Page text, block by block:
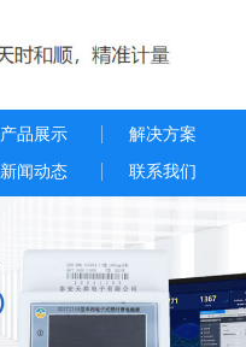
产品展示 解决方案
新闻动态 联系我们